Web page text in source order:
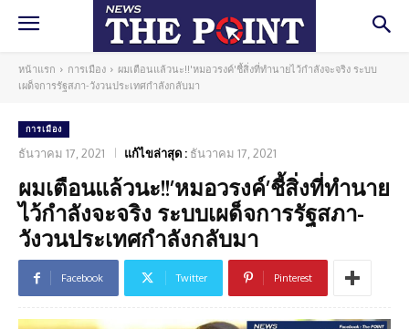
หน้าแรก การเมือง
ผมเตือนแล้วนะ!!'หมอวรงค์'ชี้สิ่งที่ทำนายไว้กำลังจะจริง ระบบ
เผด็จการรัฐสภา-วังวนประเทศกำลังกลับมา
การเมือง
ธันวาคม 17, 2021 แก้ไขล่าสุด : ธันวาคม 17, 2021
ผมเตือนแล้วนะ!!’หมอวรงค์’ชี้สิ่งที่ทำนาย
ไว้กำลังจะจริง ระบบเผด็จการรัฐสภา-
วังวนประเทศกำลังกลับมา
Facebook Twitter Pinterest